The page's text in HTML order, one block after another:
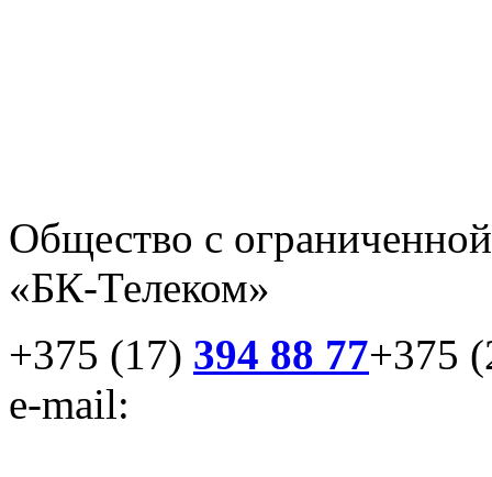
Общество с
«БК-Телеком»
+375 (17) 394 88 77+375
e-mail: